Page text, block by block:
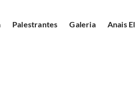
Palestrantes Galeria Anais